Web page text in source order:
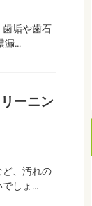
歯垢や歯石
漏…
ーニン
ど、汚れの
でしょ…